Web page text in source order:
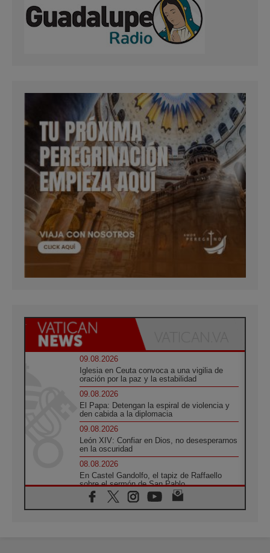
09.08.2026
Iglesia en Ceuta convoca a una vigilia de
oración por la paz y la estabilidad
09.08.2026
El Papa: Detengan la espiral de violencia y
den cabida a la diplomacia
09.08.2026
León XIV: Confiar en Dios, no desesperarnos
en la oscuridad
08.08.2026
En Castel Gandolfo, el tapiz de Raffaello
sobre el sermón de San Pablo
08.08.2026
En Colombia, «la paz no se compra con una